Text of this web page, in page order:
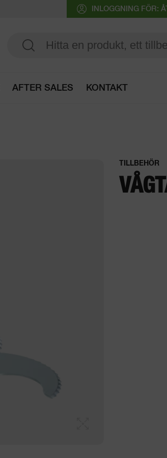
INLOGGNING FÖR:
AFTER SALES KONTAKT
TILLBEHÖR
Öppna produktguide